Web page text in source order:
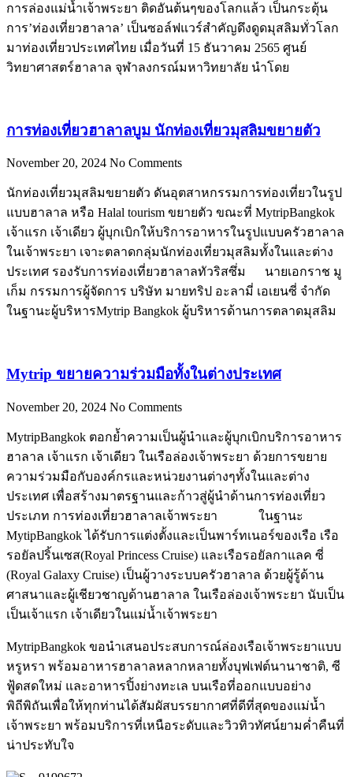
การล่องแม่น้ำเจ้าพระยา ติดอันต้นๆของโลกแล้ว เป็นกระตุ้น
การ’ท่องเที่ยวฮาลาล’ เป็นซอล์ฟแวร์สำคัญดึงดูดมุสลิมทั่วโลก
มาท่องเที่ยวประเทศไทย เมื่อวันที่ 15 ธันวาคม 2565 ศูนย์
วิทยาศาสตร์ฮาลาล จุฬาลงกรณ์มหาวิทยาลัย นำโดย
การท่องเที่ยวฮาลาลบูม นักท่องเที่ยวมุสลิมขยายตัว
November 20, 2024 No Comments
นักท่องเที่ยวมุสลิมขยายตัว ดันอุตสาหกรรมการท่องเที่ยวในรูป
แบบฮาลาล หรือ Halal tourism ขยายตัว ขณะที่ MytripBangkok
เจ้าแรก เจ้าเดียว ผู้บุกเบิกให้บริการอาหารในรูปแบบครัวฮาลาล
ในเจ้าพระยา เจาะตลาดกลุ่มนักท่องเที่ยวมุสลิมทั้งในและต่าง
ประเทศ รองรับการท่องเที่ยวฮาลาลทัวริสซึ่ม นายเอกราช มู
เก็ม กรรมการผู้จัดการ บริษัท มายทริป อะลามี่ เอเยนซี่ จำกัด
ในฐานะผู้บริหารMytrip Bangkok ผู้บริหารด้านการตลาดมุสลิม
Mytrip ขยายความร่วมมือทั้งในต่างประเทศ
November 20, 2024 No Comments
MytripBangkok ตอกย้ำความเป็นผู้นำและผู้บุกเบิกบริการอาหาร
ฮาลาล เจ้าแรก เจ้าเดียว ในเรือล่องเจ้าพระยา ด้วยการขยาย
ความร่วมมือกับองค์กรและหน่วยงานต่างๆทั้งในและต่าง
ประเทศ เพื่อสร้างมาตรฐานและก้าวสู่ผู้นำด้านการท่องเที่ยว
ประเภท การท่องเที่ยวฮาลาลเจ้าพระยา ในฐานะ
MytipBangkok ได้รับการแต่งตั้งและเป็นพาร์ทเนอร์ของเรือ เรือ
รอยัลปริ้นเซส(Royal Princess Cruise) และเรือรอยัลกาแลค ซี่
(Royal Galaxy Cruise) เป็นผู้วางระบบครัวฮาลาล ด้วยผู้รู้ด้าน
ศาสนาและผู้เชียวชาญด้านฮาลาล ในเรือล่องเจ้าพระยา นับเป็น
เป็นเจ้าแรก เจ้าเดียวในแม่น้ำเจ้าพระยา
MytripBangkok ขอนำเสนอประสบการณ์ล่องเรือเจ้าพระยาแบบ
หรูหรา พร้อมอาหารฮาลาลหลากหลายทั้งบุฟเฟต์นานาชาติ, ซี
ฟู้ดสดใหม่ และอาหารปิ้งย่างทะเล บนเรือที่ออกแบบอย่าง
พิถีพิถันเพื่อให้ทุกท่านได้สัมผัสบรรยากาศที่ดีที่สุดของแม่น้ำ
เจ้าพระยา พร้อมบริการที่เหนือระดับและวิวทิวทัศน์ยามค่ำคืนที่
น่าประทับใจ